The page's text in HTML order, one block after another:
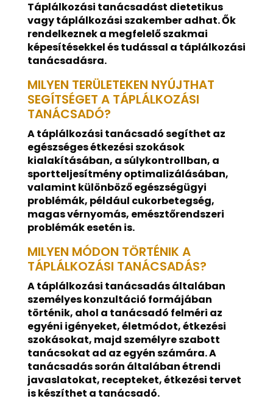
Táplálkozási tanácsadást dietetikus
vagy táplálkozási szakember adhat. Ők
rendelkeznek a megfelelő szakmai
képesítésekkel és tudással a táplálkozási
tanácsadásra.
MILYEN TERÜLETEKEN NYÚJTHAT
SEGÍTSÉGET A TÁPLÁLKOZÁSI
TANÁCSADÓ?
A táplálkozási tanácsadó segíthet az
egészséges étkezési szokások
kialakításában, a súlykontrollban, a
sportteljesítmény optimalizálásában,
valamint különböző egészségügyi
problémák, például cukorbetegség,
magas vérnyomás, emésztőrendszeri
problémák esetén is.
MILYEN MÓDON TÖRTÉNIK A
TÁPLÁLKOZÁSI TANÁCSADÁS?
A táplálkozási tanácsadás általában
személyes konzultáció formájában
történik, ahol a tanácsadó felméri az
egyéni igényeket, életmódot, étkezési
szokásokat, majd személyre szabott
tanácsokat ad az egyén számára. A
tanácsadás során általában étrendi
javaslatokat, recepteket, étkezési tervet
is készíthet a tanácsadó.